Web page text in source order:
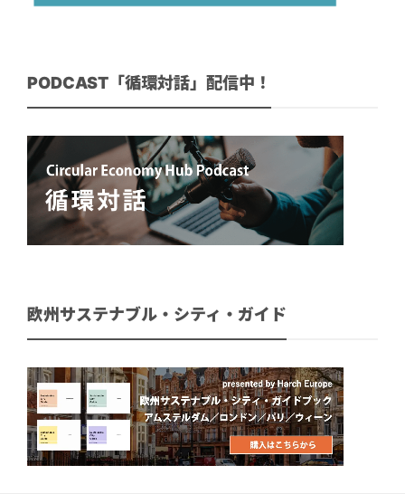
PODCAST「循環対話」配信中！
欧州サステナブル・シティ・ガイド